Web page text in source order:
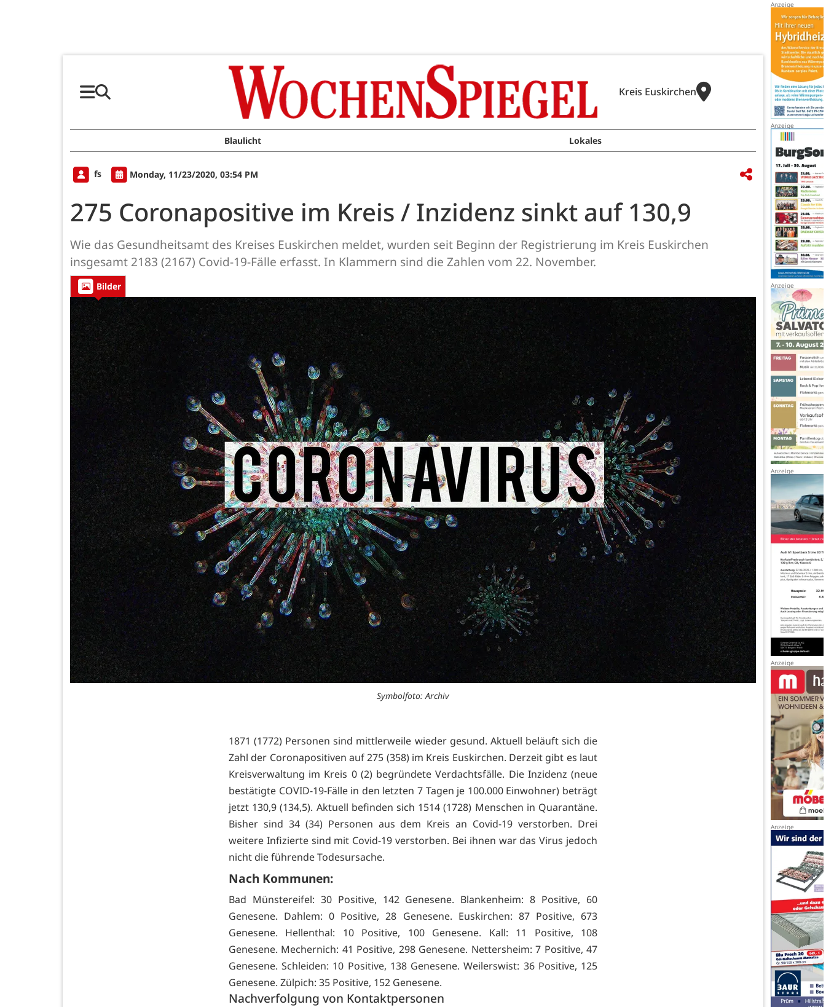
Kreis Euskirchen
Blaulicht Lokales
fs Monday, 11/23/2020, 03:54 PM
275 Coronapositive im Kreis / Inzidenz sinkt auf 130,9
Wie das Gesundheitsamt des Kreises Euskirchen meldet, wurden seit Beginn der Registrierung im Kreis Euskirchen
insgesamt 2183 (2167) Covid-19-Fälle erfasst. In Klammern sind die Zahlen vom 22. November.
Bilder
Symbolfoto: Archiv
1871 (1772) Personen sind mittlerweile wieder gesund. Aktuell beläuft sich die
Zahl der Coronapositiven auf 275 (358) im Kreis Euskirchen. Derzeit gibt es laut
Kreisverwaltung im Kreis 0 (2) begründete Verdachtsfälle. Die Inzidenz (neue
bestätigte COVID-19-Fälle in den letzten 7 Tagen je 100.000 Einwohner) beträgt
jetzt 130,9 (134,5). Aktuell befinden sich 1514 (1728) Menschen in Quarantäne.
Bisher sind 34 (34) Personen aus dem Kreis an Covid-19 verstorben. Drei
weitere Infizierte sind mit Covid-19 verstorben. Bei ihnen war das Virus jedoch
nicht die führende Todesursache.
Nach Kommunen:
Bad Münstereifel: 30 Positive, 142 Genesene. Blankenheim: 8 Positive, 60
Genesene. Dahlem: 0 Positive, 28 Genesene. Euskirchen: 87 Positive, 673
Genesene. Hellenthal: 10 Positive, 100 Genesene. Kall: 11 Positive, 108
Genesene. Mechernich: 41 Positive, 298 Genesene. Nettersheim: 7 Positive, 47
Genesene. Schleiden: 10 Positive, 138 Genesene. Weilerswist: 36 Positive, 125
Genesene. Zülpich: 35 Positive, 152 Genesene.
Nachverfolgung von Kontaktpersonen